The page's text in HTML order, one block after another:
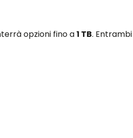
opzioni fino a1 TB.